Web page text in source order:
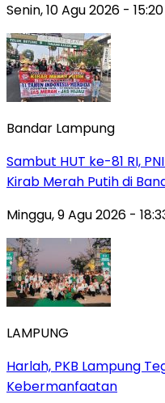
Senin, 10 Agu 2026 -
Bandar Lampung
Sambut HUT ke-81 RI,
Kirab Merah Putih di
Minggu, 9 Agu 2026 -
LAMPUNG
Harlah, PKB Lampung
Kebermanfaatan